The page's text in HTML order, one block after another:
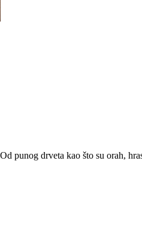
punog drveta kao što su orah,